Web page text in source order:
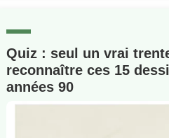
Quiz : seul un vrai
reconnaître ces 15
années 90